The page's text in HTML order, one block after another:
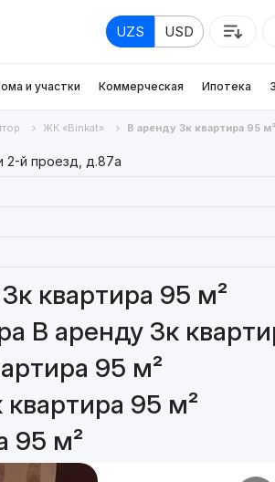
UZS USD
и участки Коммерческая Ипотека
ЖК «Binkat» В аренду 3к квартира 95 м²
2-й проезд, д.87a
квартира 95 м²
В аренду 3к
95 м²
95 м²
95 м²